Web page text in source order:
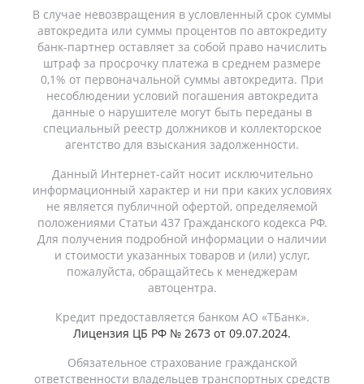
В случае невозвращения в условленный срок суммы
автокредита или суммы процентов по автокредиту
банк-партнер оставляет за собой право начислить
штраф за просрочку платежа в среднем размере
0,1% от первоначальной суммы автокредита. При
несоблюдении условий погашения автокредита
данные о нарушителе могут быть переданы в
специальный реестр должников и коллекторское
агентство для взыскания задолженности.
Данный Интернет-сайт носит исключительно
информационный характер и ни при каких условиях
не является публичной офертой, определяемой
положениями Статьи 437 Гражданского кодекса РФ.
Для получения подробной информации о наличии
и стоимости указанных товаров и (или) услуг,
пожалуйста, обращайтесь к менеджерам
автоцентра.
Кредит предоставляется банком АО «ТБанк».
Лицензия ЦБ РФ № 2673 от 09.07.2024.
Обязательное страхование гражданской
ответственности владельцев транспортных средств